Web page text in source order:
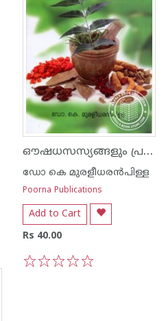
ഔഷധസസ്യങ്ങളും പ്രയോജനവും
ഡോ കെ മുരളീധര‌ന്‍പിള്ള
Poorna Publications
Add to Cart
Rs 40.00